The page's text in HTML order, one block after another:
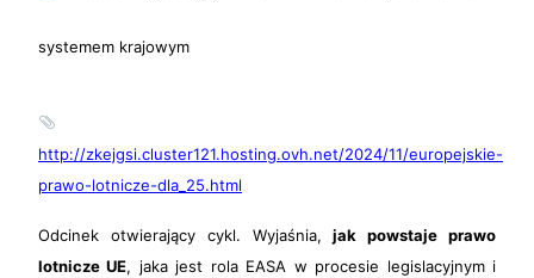
systemem krajowym
http://zkejgsi.cluster121.hosting.ovh.net/2024/11/europejskie-
prawo-lotnicze-dla_25.html
Odcinek otwierający cykl. Wyjaśnia,jak powstaje prawo
lotnicze UE, jaka jest rola EASA w procesie legislacyjnym i